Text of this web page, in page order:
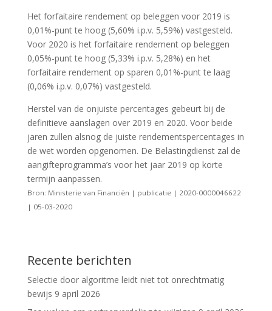
Het forfaitaire rendement op beleggen voor 2019 is
0,01%-punt te hoog (5,60% i.p.v. 5,59%) vastgesteld.
Voor 2020 is het forfaitaire rendement op beleggen
0,05%-punt te hoog (5,33% i.p.v. 5,28%) en het
forfaitaire rendement op sparen 0,01%-punt te laag
(0,06% i.p.v. 0,07%) vastgesteld.
Herstel van de onjuiste percentages gebeurt bij de
definitieve aanslagen over 2019 en 2020. Voor beide
jaren zullen alsnog de juiste rendementspercentages in
de wet worden opgenomen. De Belastingdienst zal de
aangifteprogramma’s voor het jaar 2019 op korte
termijn aanpassen.
Bron: Ministerie van Financiën | publicatie | 2020-0000046622
| 05-03-2020
Recente berichten
Selectie door algoritme leidt niet tot onrechtmatig
bewijs 9 april 2026